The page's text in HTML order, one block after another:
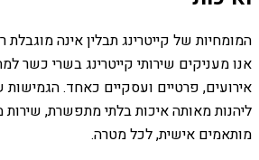
המומחיות של קייטרינג תבלין אינה מוגבלת
אנו מעניקים שירותי קייטרינג בשרי כשר
אירועים, פרטיים ועסקיים כאחד.
ליהנות מאותה איכות בלתי מתפשרת, שירות
מותאמים אישית, לכל מטרה.